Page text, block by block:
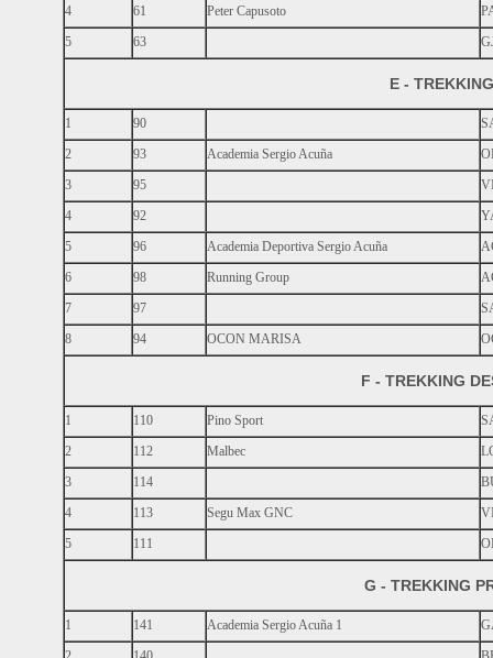
4
61 Peter Capusoto
5
63
E -
1 90
2
93 Academia Sergio Acuña
3
95
4
92
5
96 Academia Deportiva Sergio Acuña
6
98 Running Group
7
97
8
94 OCON MARISA
F - TREKKING
1 110 Pino Sport
2
112 Malbec
3
114
4
113 Segu Max GNC
5
111
G - TREKKING
1 141 Academia Sergio Acuña 1